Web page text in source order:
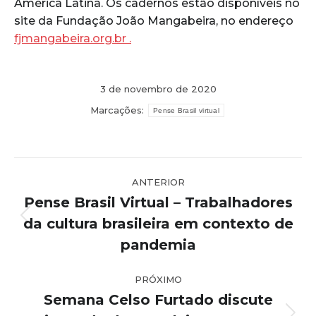
América Latina. Os cadernos estão disponíveis no
site da Fundação João Mangabeira, no endereço
fjmangabeira.org.br .
3 de novembro de 2020
Marcações:
Pense Brasil virtual
de
post:
ANTERIOR
Post
anterior:
Pense Brasil Virtual – Trabalhadores
da cultura brasileira em contexto de
pandemia
PRÓXIMO
Semana Celso Furtado discute